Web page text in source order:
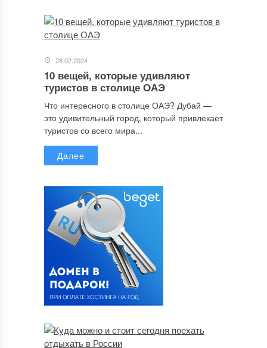
28.02.2024
10 вещей, которые удивляют
туристов в столице ОАЭ
Что интересного в столице ОАЭ? Дубай —
это удивительный город, который привлекает
туристов со всего мира...
Далее